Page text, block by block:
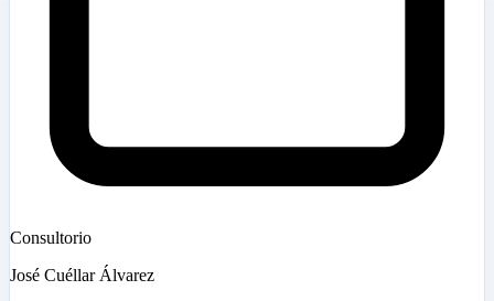
Consultorio
José Cuéllar Álvarez